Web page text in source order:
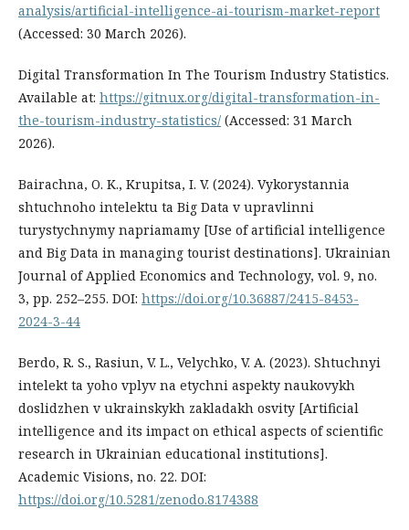
analysis/artificial-intelligence-ai-tourism-market-report
(Accessed: 30 March 2026).
Digital Transformation In The Tourism Industry Statistics.
Available at: https://gitnux.org/digital-transformation-in-
the-tourism-industry-statistics/ (Accessed: 31 March
2026).
Bairachna, O. K., Krupitsa, I. V. (2024). Vykorystannia
shtuchnoho intelektu ta Big Data v upravlinni
turystychnymy napriamamy [Use of artificial intelligence
and Big Data in managing tourist destinations]. Ukrainian
Journal of Applied Economics and Technology, vol. 9, no.
3, pp. 252–255. DOI: https://doi.org/10.36887/2415-8453-
2024-3-44
Berdo, R. S., Rasiun, V. L., Velychko, V. A. (2023). Shtuchnyi
intelekt ta yoho vplyv na etychni aspekty naukovykh
doslidzhen v ukrainskykh zakladakh osvity [Artificial
intelligence and its impact on ethical aspects of scientific
research in Ukrainian educational institutions].
Academic Visions, no. 22. DOI:
https://doi.org/10.5281/zenodo.8174388